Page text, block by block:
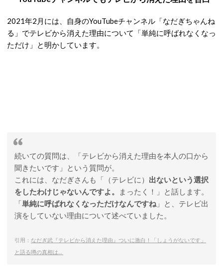
2021年2月には、自身のYouTubeチャンネル「なだぎちゃんね
る」でテレビから消えた理由について「単純に呼ばれなくなっ
ただけ」と明かしています。
続いての質問は、「テレビから消えた理由を本人の口から
聞きたいです」という質問が。
これには、なだぎさんも「（テレビに） 出ないという選択
をしたわけじゃないんですよ。
まったく！」と話します。
「単純に呼ばれなくなっただけなんですね 」と、テレビ出
演をしていない理由について述べていました。
引用： なだぎ武『テレビから消えた理由』ついに激白！「しょうがないです」
と語る噂の真相は…